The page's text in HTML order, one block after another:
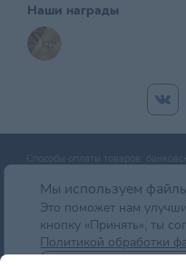
Наши награды
© zoobazar.by 2026 | ООО
Мы используем
Это поможет нам
кнопку «Принять», ты
Политикой обработки